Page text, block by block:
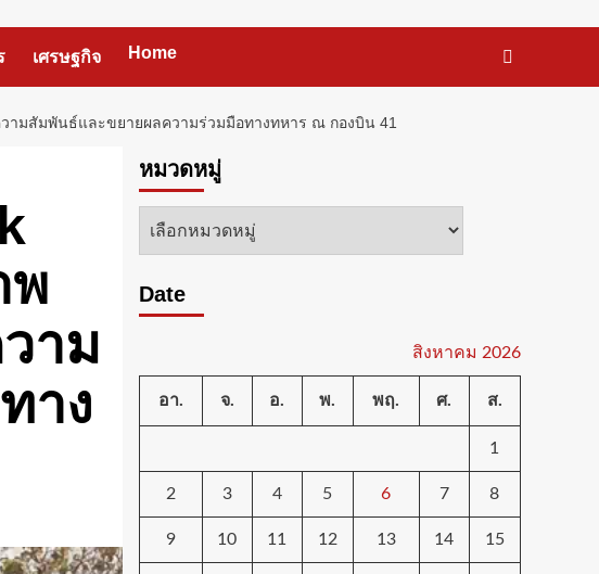
เศรษฐกิจ Home
วามสัมพันธ์และขยายผลความร่วมมือทางทหาร ณ กองบิน 41
พ
าม
าง
หมวดหมู่
หมวด
Date
สิงหาคม 2026
อา. จ. อ. พ. พฤ. ศ. ส.
1
2 3 4 5 6 7 8
9 10 11 12 13 14 15